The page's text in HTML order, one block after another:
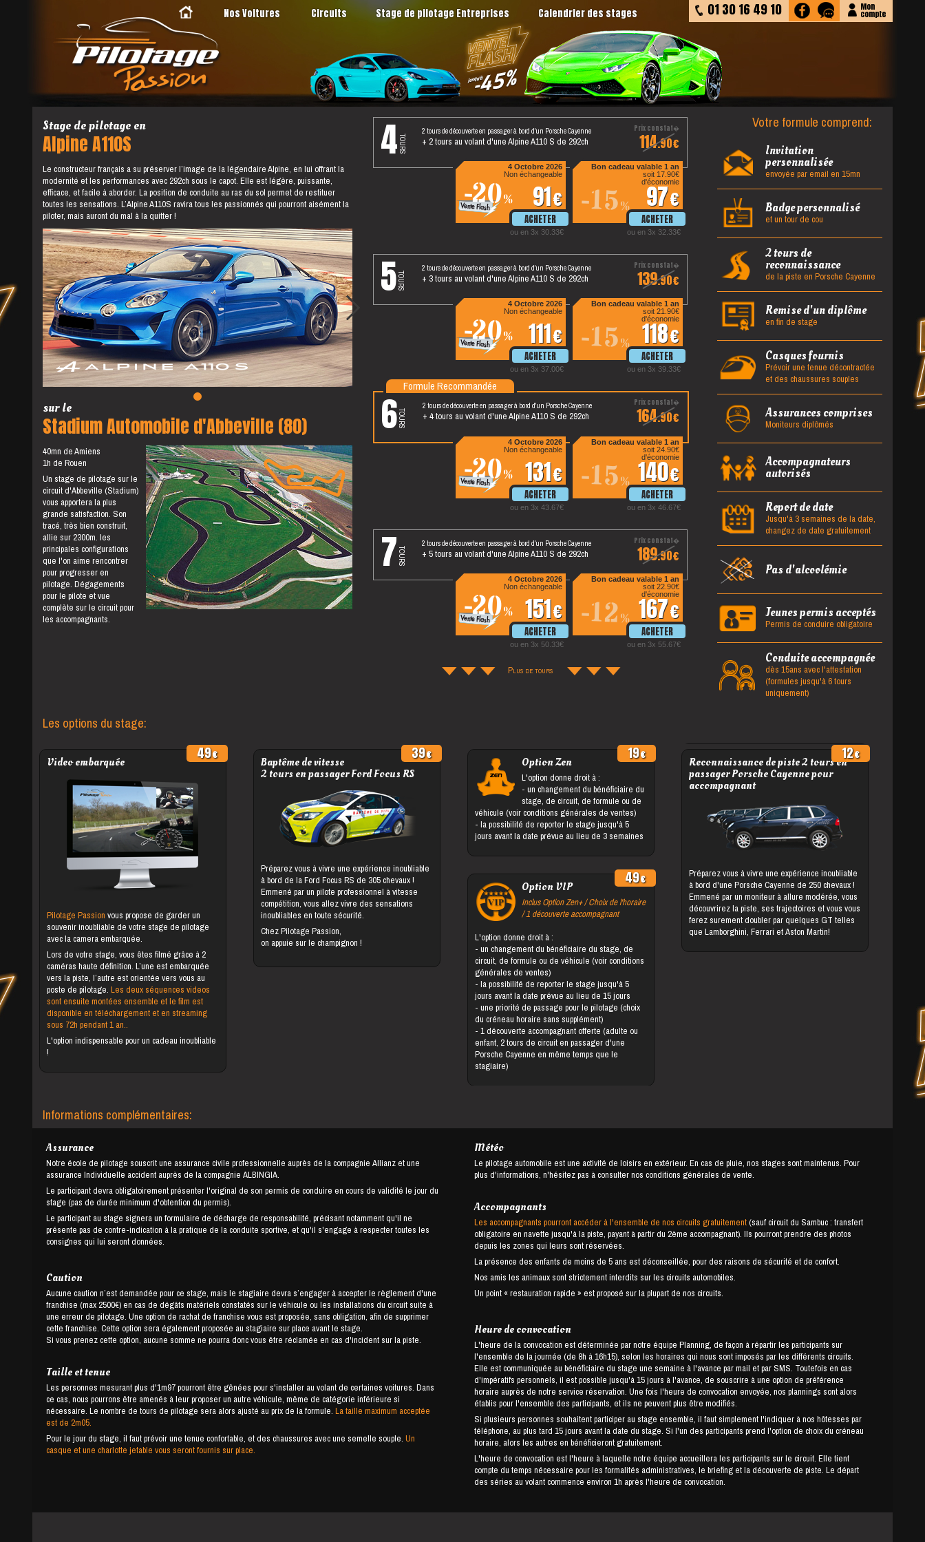
Nos Voitures Circuits Stage de pilotage Entreprises Calendrier des stages 01 30 16 49 10 Mon
compte
Stage de pilotage en
Alpine A110S
Le constructeur français a su préserver l’image de la légendaire Alpine, en lui offrant la
modernité et les performances avec 292ch sous le capot. Elle est légère, puissante,
efficace, et facile à aborder. La position de conduite au ras du sol permet de restituer
toutes les sensations. L’Alpine A110S ravira tous les passionnés qui pourront aisément la
piloter, mais auront du mal à la quitter !
sur le
Stadium Automobile d'Abbeville (80)
40mn de Amiens
1h de Rouen
Un stage de pilotage sur le
circuit d'Abbeville (Stadium)
vous apportera la plus
grande satisfaction. Son
tracé, très bien construit,
allie sur 2300m. les
principales configurations
que l'on aime rencontrer
pour progresser en
pilotage. Dégagements
pour le pilote et vue
complète sur le circuit pour
les accompagnants.
4tours
2 tours de découverte en passager à bord d'un Porsche Cayenne
+ 2 tours au volant d'une Alpine A110 S de 292ch 114.90
Bon cadeau valable 1 an
97
ou en 3x 32.33
-15%
soit 17.90
d'économie
4 Octobre 2026
Non échangeable
91
ou en 3x 30.33
-20%
5tours
2 tours de découverte en passager à bord d'un Porsche Cayenne
+ 3 tours au volant d'une Alpine A110 S de 292ch 139.90
Bon cadeau valable 1 an
118
ou en 3x 39.33
-15%
soit 21.90
d'économie
4 Octobre 2026
Non échangeable
111
ou en 3x 37.00
-20%
6tours
2 tours de découverte en passager à bord d'un Porsche Cayenne
+ 4 tours au volant d'une Alpine A110 S de 292ch 164.90
Bon cadeau valable 1 an
140
ou en 3x 46.67
-15%
soit 24.90
d'économie
4 Octobre 2026
Non échangeable
131
ou en 3x 43.67
-20%
Formule Recommandée
7tours
2 tours de découverte en passager à bord d'un Porsche Cayenne
+ 5 tours au volant d'une Alpine A110 S de 292ch 189.90
Bon cadeau valable 1 an
167
ou en 3x 55.67
-12%
soit 22.90
d'économie
4 Octobre 2026
Non échangeable
151
ou en 3x 50.33
-20%
Plus de tours
Votre formule comprend:
Invitation
personnalisée
envoyée par email en 15mn
Badge personnalisé
et un tour de cou
2 tours de
reconnaissance
de la piste en Porsche Cayenne
Remise d'un diplôme
en fin de stage
Casques fournis
Prévoir une tenue décontractée
et des chaussures souples
Assurances comprises
Moniteurs diplômés
Accompagnateurs
autorisés
Report de date
Jusqu'à 3 semaines de la date,
changez de date gratuitement
Pas d'alcoolémie
Jeunes permis acceptés
Permis de conduire obligatoire
Conduite accompagnée
dès 15ans avec l'attestation
(formules jusqu'à 6 tours
uniquement)
Les options du stage:
Video embarquée
49
Pilotage Passionvous propose de garder un
souvenir inoubliable de votre stage de pilotage
avec la camera embarquée.
Lors de votre stage, vous êtes filmé grâce à 2
caméras haute définition. L’une est embarquée
vers la piste, l’autre est orientée vers vous au
poste de pilotage.Les deux séquences videos
sont ensuite montées ensemble et le film est
disponible en téléchargement et en streaming
sous 72h pendant 1 an..
L'option indispensable pour un cadeau inoubliable
!
Baptême de vitesse
2 tours en passager Ford Focus RS
39
Préparez vous à vivre une expérience inoubliable
à bord de la Ford Focus RS de 305 chevaux !
Emmené par un pilote professionnel à vitesse
compétition, vous allez vivre des sensations
inoubliables en toute sécurité.
Chez Pilotage Passion,
on appuie sur le champignon !
Option Zen
19
L'option donne droit à :
- un changement du bénéficiaire du
stage, de circuit, de formule ou de
véhicule (voir conditions générales de ventes)
- la possibilité de reporter le stage jusqu'à 5
jours avant la date prévue au lieu de 3 semaines
Option VIP
49
Inclus Option Zen+ / Choix de l'horaire
/ 1 découverte accompagnant
L'option donne droit à :
- un changement du bénéficiaire du stage, de
circuit, de formule ou de véhicule (voir conditions
générales de ventes)
- la possibilité de reporter le stage jusqu'à 5
jours avant la date prévue au lieu de 15 jours
- une priorité de passage pour le pilotage (choix
du créneau horaire sans supplément)
- 1 découverte accompagnant offerte (adulte ou
enfant, 2 tours de circuit en passager d'une
Porsche Cayenne en même temps que le
stagiaire)
Reconnaissance de piste 2 tours en
passager Porsche Cayenne pour
accompagnant
12
Préparez vous à vivre une expérience inoubliable
à bord d'une Porsche Cayenne de 250 chevaux !
Emmené par un moniteur à allure modérée, vous
découvrirez la piste, ses trajectoires et vous vous
ferez surement doubler par quelques GT telles
que Lamborghini, Ferrari et Aston Martin!
Informations complémentaires:
Assurance
Notre école de pilotage souscrit une assurance civile professionnelle auprès de la compagnie Allianz et une
assurance Individuelle accident auprès de la compagnie ALBINGIA.
Le participant devra obligatoirement présenter l'original de son permis de conduire en cours de validité le jour du
stage (pas de durée minimum d'obtention du permis).
Le participant au stage signera un formulaire de décharge de responsabilité, précisant notamment qu'il ne
présente pas de contre-indication à la pratique de la conduite sportive, et qu'il s'engage à respecter toutes les
consignes qui lui seront données.
Caution
Aucune caution n’est demandée pour ce stage, mais le stagiaire devra s’engager à accepter le règlement d'une
franchise (max 2500€) en cas de dégâts matériels constatés sur le véhicule ou les installations du circuit suite à
une erreur de pilotage. Une option de rachat de franchise vous est proposée, sans obligation, afin de supprimer
cette franchise. Cette option sera également proposée au stagiaire sur place avant le stage.
Si vous prenez cette option, aucune somme ne pourra donc vous être réclamée en cas d'incident sur la piste.
Taille et tenue
Les personnes mesurant plus d'1m97 pourront être gênées pour s'installer au volant de certaines voitures. Dans
ce cas, nous pourrons être amenés à leur proposer un autre véhicule, même de catégorie inférieure si
nécessaire. Le nombre de tours de pilotage sera alors ajusté au prix de la formule.La taille maximum acceptée
est de 2m05.
Pour le jour du stage, il faut prévoir une tenue confortable, et des chaussures avec une semelle souple.Un
casque et une charlotte jetable vous seront fournis sur place.
Météo
Le pilotage automobile est une activité de loisirs en extérieur. En cas de pluie, nos stages sont maintenus. Pour
plus d'informations, n'hésitez pas à consulter nos conditions générales de vente.
Accompagnants
Les accompagnants pourront accéder à l'ensemble de nos circuits gratuitement(sauf circuit du Sambuc : transfert
obligatoire en navette jusqu'à la piste, payant à partir du 2ème accompagnant). Ils pourront prendre des photos
depuis les zones qui leurs sont réservées.
La présence des enfants de moins de 5 ans est déconseillée, pour des raisons de sécurité et de confort.
Nos amis les animaux sont strictement interdits sur les circuits automobiles.
Un point « restauration rapide » est proposé sur la plupart de nos circuits.
Heure de convocation
L'heure de la convocation est déterminée par notre équipe Planning, de façon à répartir les participants sur
l'ensemble de la journée (de 8h à 16h15), selon les horaires qui nous sont imposés par les différents circuits.
Elle est communiquée au bénéficiaire du stage une semaine à l'avance par mail et par SMS. Toutefois en cas
d'impératifs personnels, il est possible jusqu'à 15 jours à l'avance, de souscrire à une option de préférence
horaire auprès de notre service réservation. Une fois l'heure de convocation envoyée, nos plannings sont alors
établis pour l'ensemble des participants, et ils ne peuvent plus être modifiés.
Si plusieurs personnes souhaitent participer au stage ensemble, il faut simplement l'indiquer à nos hôtesses par
téléphone, au plus tard 15 jours avant la date du stage. Si l'un des participants prend l'option de choix du créneau
horaire, alors les autres en bénéficieront gratuitement.
L'heure de convocation est l'heure à laquelle notre équipe accueillera les participants sur le circuit. Elle tient
compte du temps nécessaire pour les formalités administratives, le briefing et la découverte de piste. Le départ
des séries au volant commence environ 1h après l'heure de convocation.